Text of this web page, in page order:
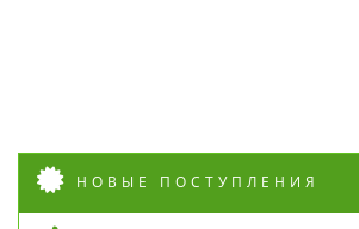
НОВЫЕ ПОСТУПЛЕНИЯ